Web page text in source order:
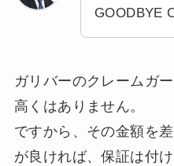
GOODBYE
ガリバーのクレームガ
高くはありません。
ですから、その金額を
が良ければ、保証は付